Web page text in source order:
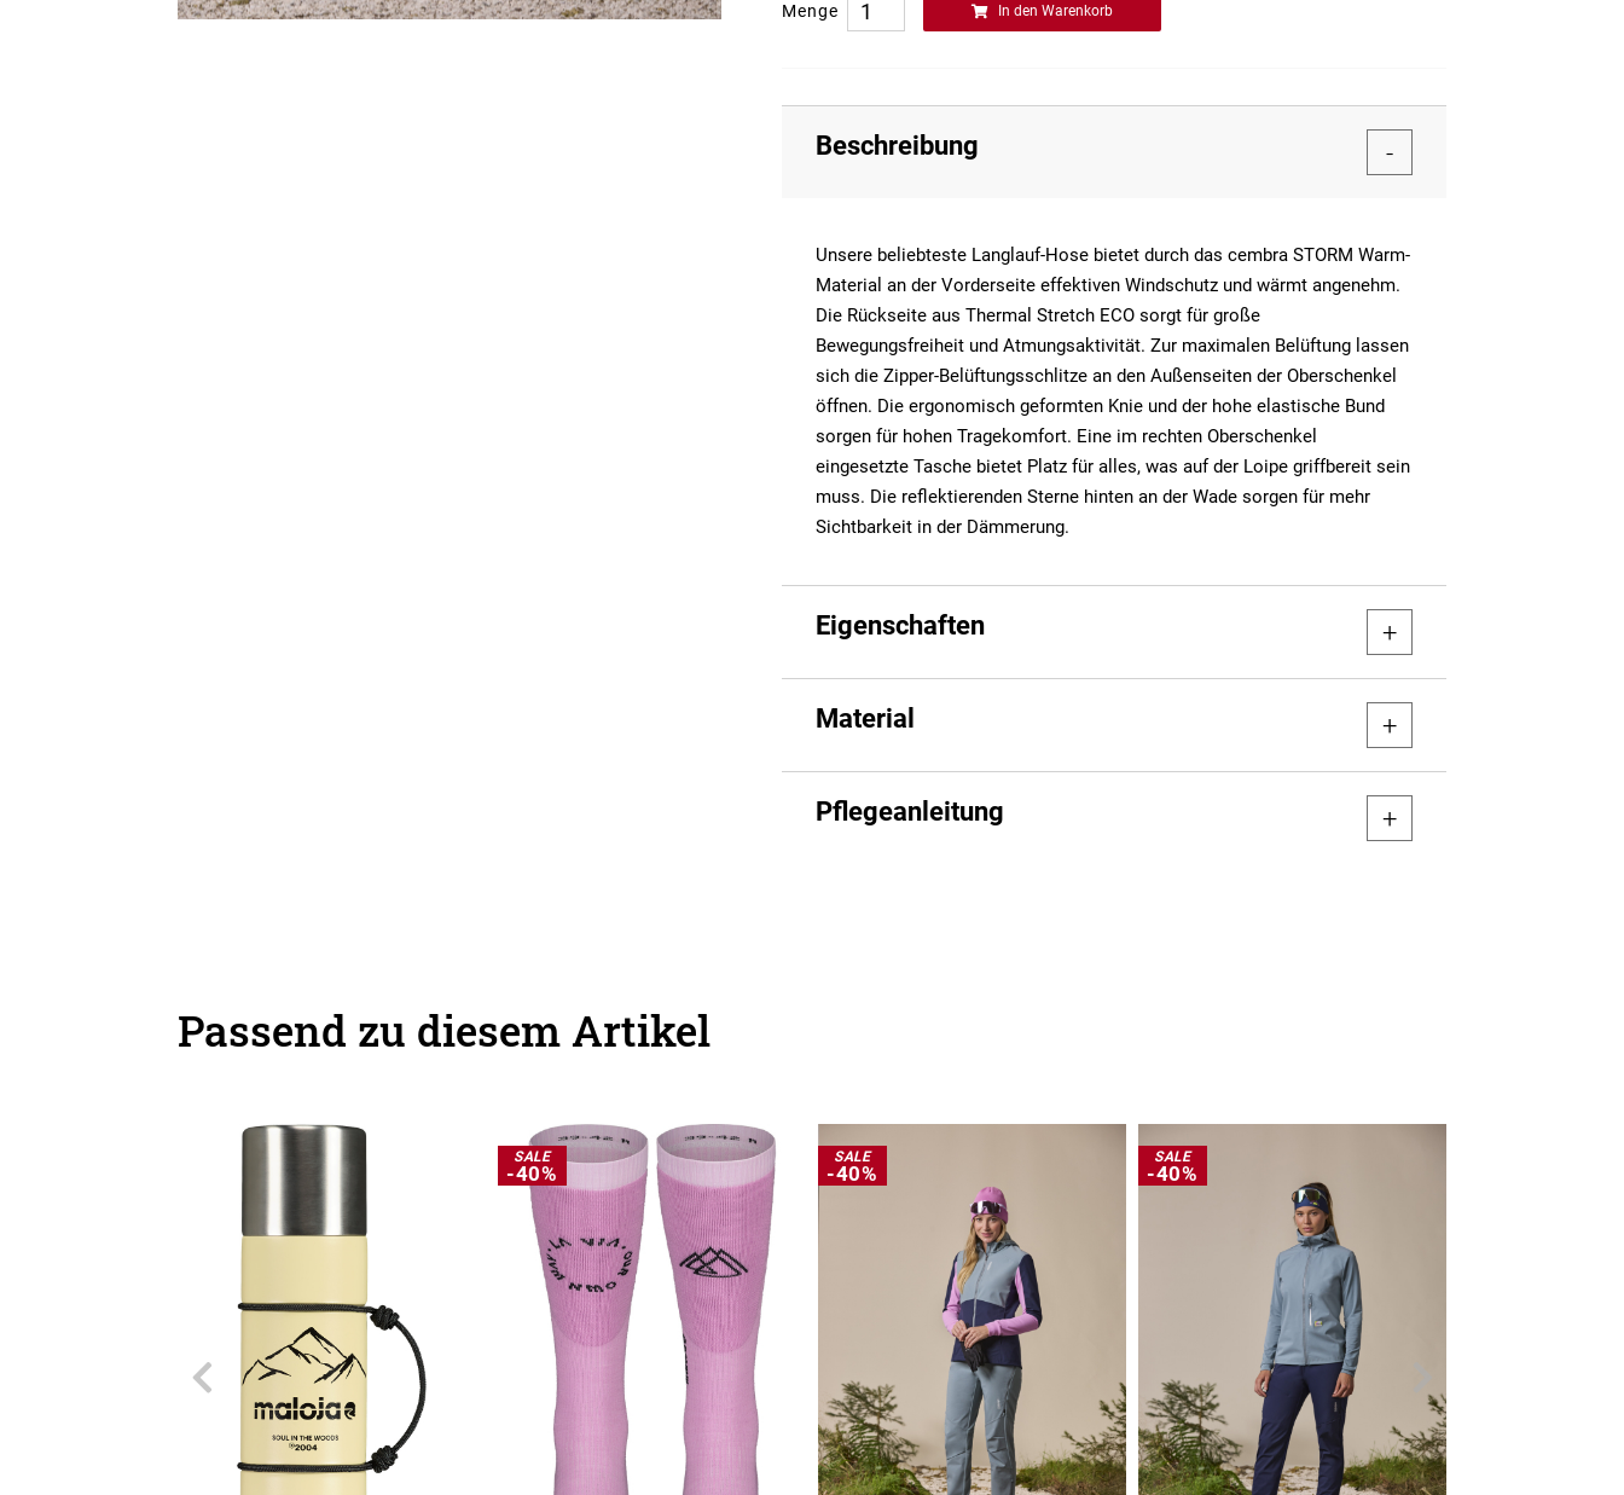
Menge In den Warenkorb
Beschreibung
Unsere beliebteste Langlauf-Hose bietet durch das cembra STORM Warm-
Material an der Vorderseite effektiven Windschutz und wärmt angenehm.
Die Rückseite aus Thermal Stretch ECO sorgt für große
Bewegungsfreiheit und Atmungsaktivität. Zur maximalen Belüftung lassen
sich die Zipper-Belüftungsschlitze an den Außenseiten der Oberschenkel
öffnen. Die ergonomisch geformten Knie und der hohe elastische Bund
sorgen für hohen Tragekomfort. Eine im rechten Oberschenkel
eingesetzte Tasche bietet Platz für alles, was auf der Loipe griffbereit sein
muss. Die reflektierenden Sterne hinten an der Wade sorgen für mehr
Sichtbarkeit in der Dämmerung.
Eigenschaften
Material
Pflegeanleitung
Passend zu diesem Artikel
SALE
-40%
SALE
-40%
SALE
-40%